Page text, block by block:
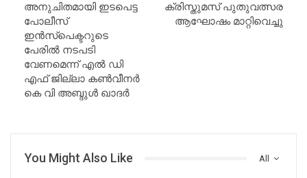
അനുചിതമായി ഇടപെട്ട
പോലീസ്
ഇൻസ്പെക്ടറുടെ
പേരിൽ നടപടി
വേണമെന്ന് എൽ ഡി
എഫ് ജില്ലാ കൺവീനർ
കെ വി അബ്ദുൾ ഖാദർ
ക്രിസ്തുമസ് പുതുവത്സര
ആഘോഷം മാറ്റിവെച്ചു
All
You Might Also Like